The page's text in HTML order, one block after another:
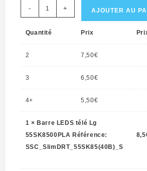
quantité
de
Barre
Lg
Référence:
SSC_SlimDRT_55SK85(40B)_S
- + AJOUTER AU
Quantité Prix
2 7,50€
3 6,50€
4+ 5,50€
1 × Barre LEDS télé Lg
55SK8500PLA Référence:
SSC_SlimDRT_55SK85(40B)_S